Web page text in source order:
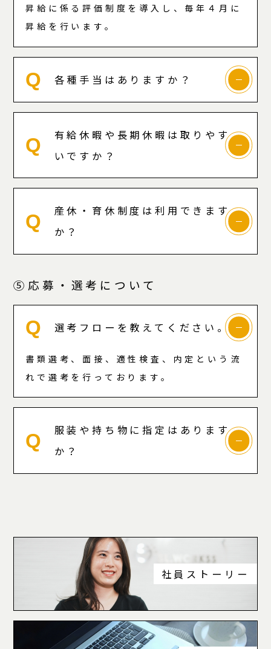
昇給に係る評価制度を導入し、毎年４月に
昇給を行います。
Q 各種手当はありますか？
Q
有給休暇や長期休暇は取りやす
いですか？
Q
産休・育休制度は利用できます
か？
⑤応募・選考について
Q 選考フローを教えてください。
書類選考、面接、適性検査、内定という流
れで選考を行っております。
Q
服装や持ち物に指定はあります
か？
社員ストーリー